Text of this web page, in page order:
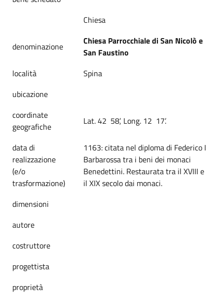
Chiesa
denominazione
Chiesa Parrocchiale di San Nicolò e
San Faustino
località
Spina
ubicazione
coordinate
geografiche
Lat. 42 58’, Long. 12 17’.
data di
realizzazione
(e/o
trasformazione)
1163: citata nel diploma di Federico I
Barbarossa tra i beni dei monaci
Benedettini. Restaurata tra il XVIII e
il XIX secolo dai monaci.
dimensioni
autore
costruttore
progettista
proprietà